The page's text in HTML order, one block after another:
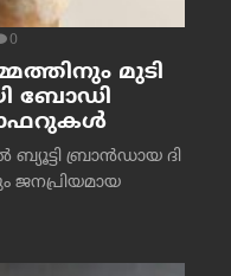
0
മുടി
ബോഡി
ഓഫറുകൾ
ബ്യൂട്ടി ബ്രാൻഡായ ദി
ജനപ്രിയമായ